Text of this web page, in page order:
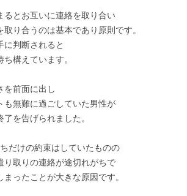
るとお互いに連絡を取り合い
り合うのは基本であり原則です。
に判断されると
構えています。
を前面に出し
も無難に過ごしていた男性が
を告げられました。
だけの約束はしていたものの
り取りの連絡が途切れがちで
ったことが大きな原因です。